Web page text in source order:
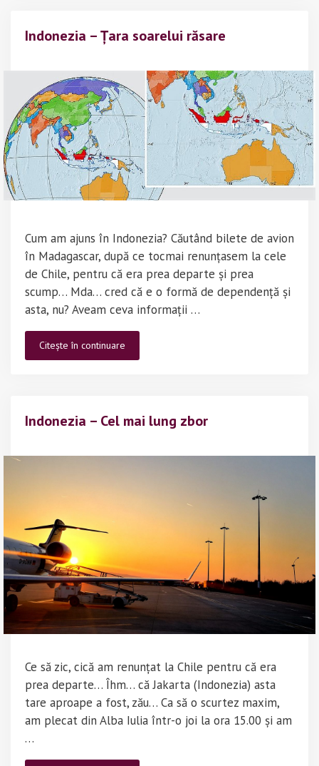
Indonezia – Țara soarelui răsare
Cum am ajuns în Indonezia? Căutând bilete de avion
în Madagascar, după ce tocmai renunțasem la cele
de Chile, pentru că era prea departe și prea
scump… Mda… cred că e o formă de dependență și
asta, nu? Aveam ceva informații …
Citește în continuare
–
Indonezia – Cel mai lung zbor
Ce să zic, cică am renunțat la Chile pentru că era
prea departe… Îhm… că Jakarta (Indonezia) asta
tare aproape a fost, zău… Ca să o scurtez maxim,
am plecat din Alba Iulia într-o joi la ora 15.00 și am
…